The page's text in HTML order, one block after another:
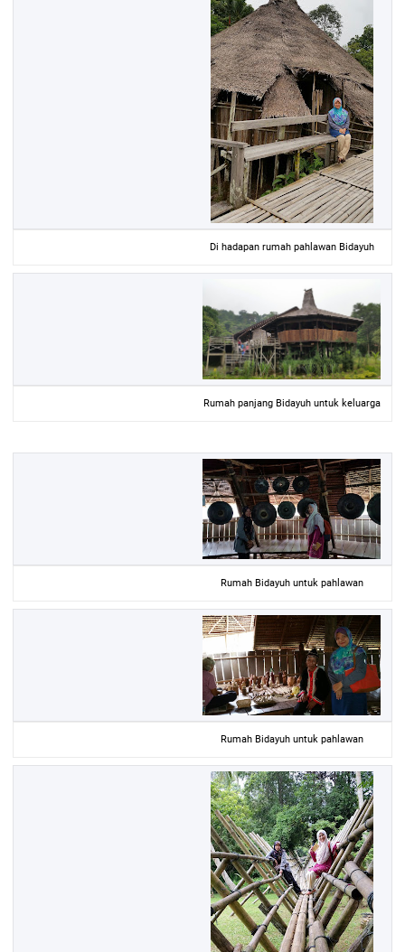
Di hadapan rumah pahlawan Bidayuh
Rumah panjang Bidayuh untuk keluarga
Rumah Bidayuh untuk pahlawan
Rumah Bidayuh untuk pahlawan